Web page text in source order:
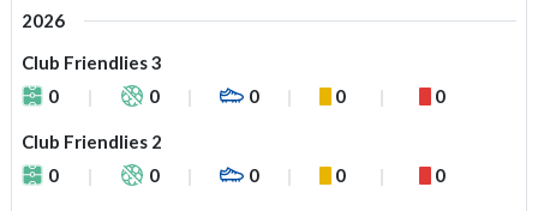
2026
Club Friendlies 3
0
0 0 0 0
Club Friendlies 2
0
0 0 0 0